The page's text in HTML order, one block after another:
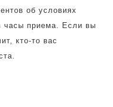
об условиях
часы приема. Если вы
кто-то вас